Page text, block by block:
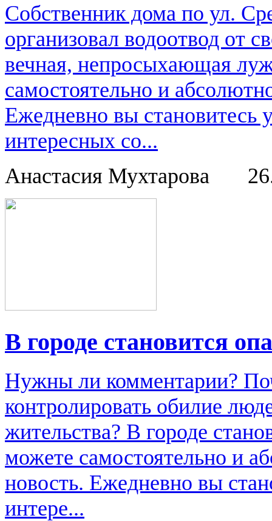
Собственник дома по ул.
организовал водоотвод от
вечная, непросыхающая
самостоятельно и
Ежедневно вы становитесь
интересных со...
Анастасия Мухтарова
В городе становится
Нужны ли комментарии?
контролировать обилие
жительства? В городе
можете самостоятельно и
новость. Ежедневно вы
интере...